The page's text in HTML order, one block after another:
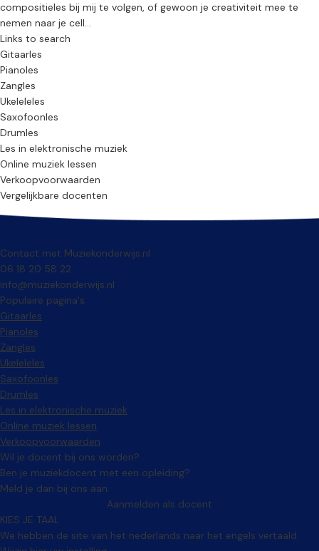
compositieles bij mij te volgen, of gewoon je creativiteit mee te
nemen naar je cell...
Links to search
Gitaarles
Pianoles
Zangles
Ukeleleles
Saxofoonles
Drumles
Les in elektronische muziek
Online muziek lessen
Verkoopvoorwaarden
Vergelijkbare docenten
Contact met Muziekonderwijs.nl
06 18 20 58 22
info@muziekonderwijs.nl
Populaire pagina's
Gitaarles
Pianoles
Zangles
Ukeleleles
Saxofoonles
Drumles
Les in elektronische muziek
Online muziek lessen
Verkoopvoorwaarden
Wil je docent bij ons worden?
Ben je muziekdocent met een opleiding?
Meld je dan bij ons aan.
Aanmelden als docent
KIES JE TAAL
We hebben de site van het nederlands naar het engels vertaald.